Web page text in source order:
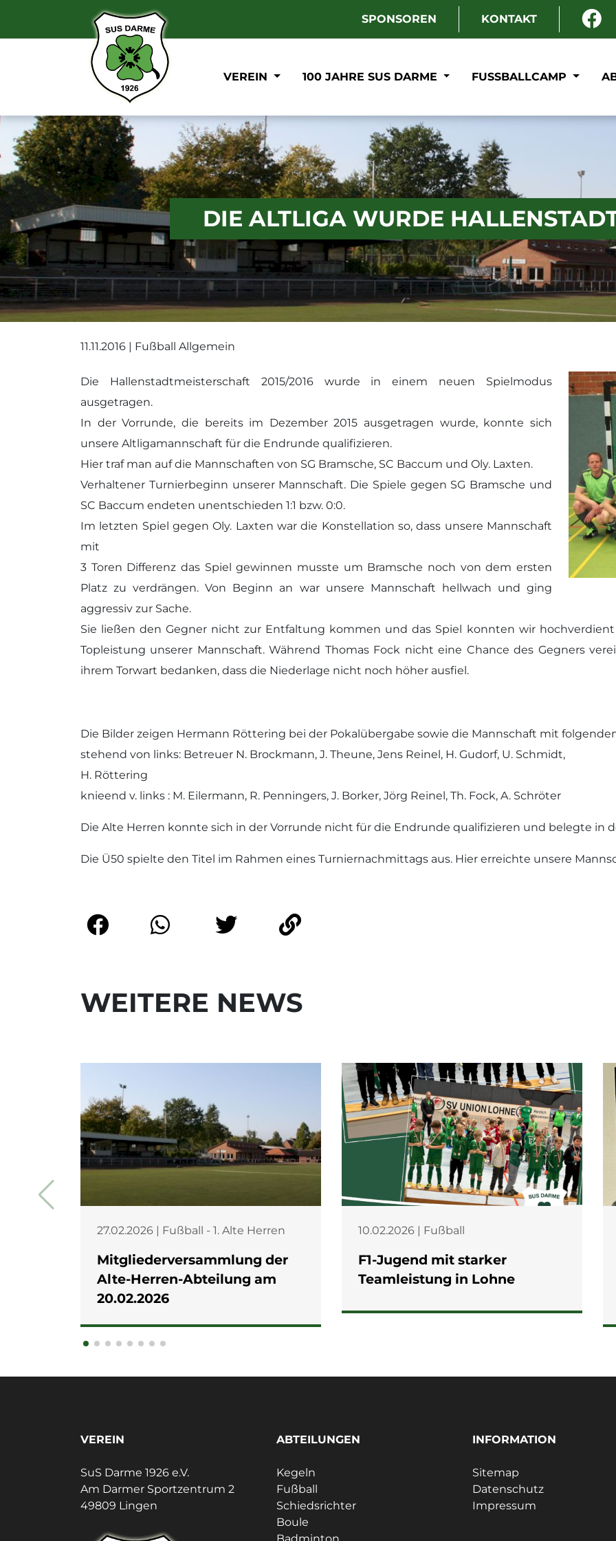
SPONSOREN KONTAKT
VEREIN 100 JAHRE SUS DARME FUSSBALLCAMP
DIE ALTLIGA WURDE
11.11.2016 | Fußball Allgemein
Die Hallenstadtmeisterschaft 2015/2016 wurde in einem neuen Spielmodus
ausgetragen.
In der Vorrunde, die bereits im Dezember 2015 ausgetragen wurde, konnte sich
unsere Altligamannschaft für die Endrunde qualifizieren.
Hier traf man auf die Mannschaften von SG Bramsche, SC Baccum und Oly. Laxten.
Verhaltener Turnierbeginn unserer Mannschaft. Die Spiele gegen SG Bramsche und
SC Baccum endeten unentschieden 1:1 bzw. 0:0.
Im letzten Spiel gegen Oly. Laxten war die Konstellation so, dass unsere Mannschaft
mit
3 Toren Differenz das Spiel gewinnen musste um Bramsche noch von dem ersten
Platz zu verdrängen. Von Beginn an war unsere Mannschaft hellwach und ging
aggressiv zur Sache.
Sie ließen den Gegner nicht zur Entfaltung kommen und das Spiel konnten wir
Topleistung unserer Mannschaft. Während Thomas Fock nicht eine Chance des Gegners
ihrem Torwart bedanken, dass die Niederlage nicht noch höher ausfiel.
Die Bilder zeigen Hermann Röttering bei der Pokalübergabe sowie die Mannschaft mit
stehend von links: Betreuer N. Brockmann, J. Theune, Jens Reinel, H. Gudorf, U. Schmidt,
H. Röttering
knieend v. links : M. Eilermann, R. Penningers, J. Borker, Jörg Reinel, Th. Fock, A. Schröter
Die Alte Herren konnte sich in der Vorrunde nicht für die Endrunde qualifizieren und belegte in
Die Ü50 spielte den Titel im Rahmen eines Turniernachmittags aus. Hier erreichte unsere
WEITERE NEWS
27.02.2026 | Fußball - 1. Alte Herren
Mitgliederversammlung der
Alte-Herren-Abteilung am
20.02.2026
10.02.2026 | Fußball
F1-Jugend mit starker
Teamleistung in Lohne
VEREIN
SuS Darme 1926 e.V.
Am Darmer Sportzentrum 2
49809 Lingen
ABTEILUNGEN
Kegeln
Fußball
Schiedsrichter
Boule
INFORMATION
Sitemap
Datenschutz
Impressum